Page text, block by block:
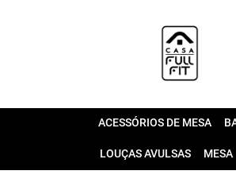
ACESSÓRIOS DE MESA
LOUÇAS AVULSAS MESA